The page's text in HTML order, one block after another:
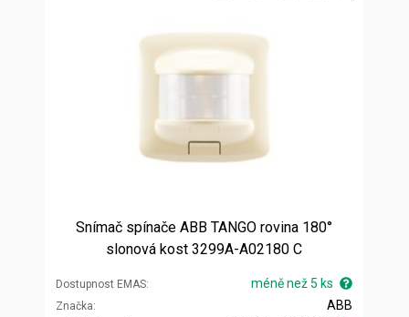
Snímač spínače ABB TANGO rovina 180°
slonová kost 3299A-A02180 C
Dostupnost EMAS méně než 5 ks
Značka
ABB